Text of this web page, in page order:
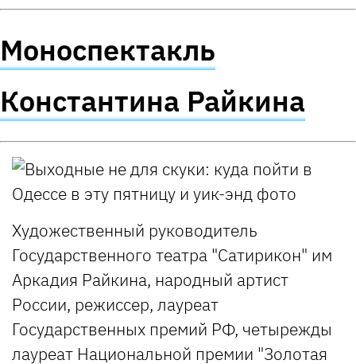
Моноспектакль
Константина Райкина
Художественный руководитель
Государственного театра "Сатирикон" им
Аркадия Райкина, народный артист
России, режиссер, лауреат
Государственных премий РФ, четырежды
лауреат Национальной премии "Золотая